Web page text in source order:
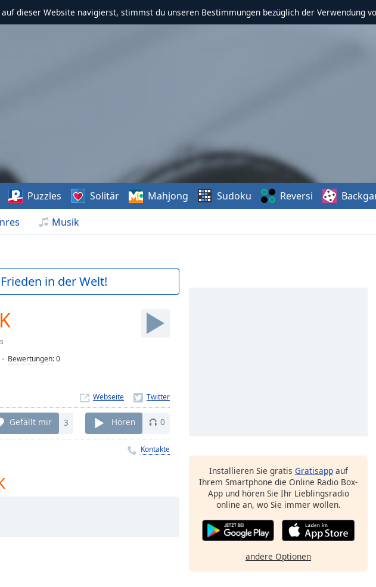
dieser Website navigierst, stimmst du unseren Bestimmungen bezüglich der Verwendung
Musik
Puzzles Solitär Mahjong Sudoku Reversi
in der Welt!
Bewertungen:0
Webseite
Gefällt mir 3 Hören 0
Kontakte
Installieren Sie gratis Gratisappauf
Ihrem Smartphone die Online Radio Box-
App und hören Sie Ihr Lieblingsradio
online an, wo Sie immer wollen.
andere Optionen